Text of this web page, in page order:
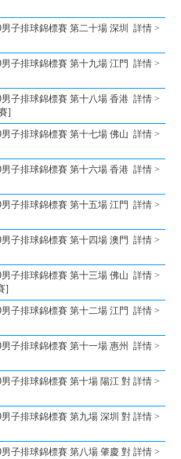
子排球錦標賽 第二十場 深圳
詳情 >
子排球錦標賽 第十九場 江門 詳情 >
子排球錦標賽 第十八場 香港
]
詳情 >
子排球錦標賽 第十七場 佛山 詳情 >
子排球錦標賽 第十六場 香港 詳情 >
子排球錦標賽 第十五場 江門 詳情 >
子排球錦標賽 第十四場 澳門 詳情 >
子排球錦標賽 第十三場 佛山
]
詳情 >
子排球錦標賽 第十二場 江門 詳情 >
子排球錦標賽 第十一場 惠州 詳情 >
子排球錦標賽 第十場 陽江 對 詳情 >
子排球錦標賽 第九場 深圳 對 詳情 >
子排球錦標賽 第八場 肇慶 對 詳情 >